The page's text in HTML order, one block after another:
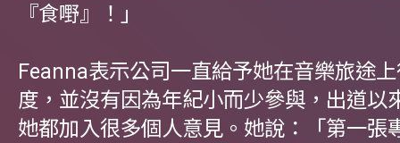
『食嘢』！」
Feanna表示公司一直給予她在音樂旅途
度，並沒有因為年紀小而少參與，出道以
她都加入很多個人意見。她說：「第一張